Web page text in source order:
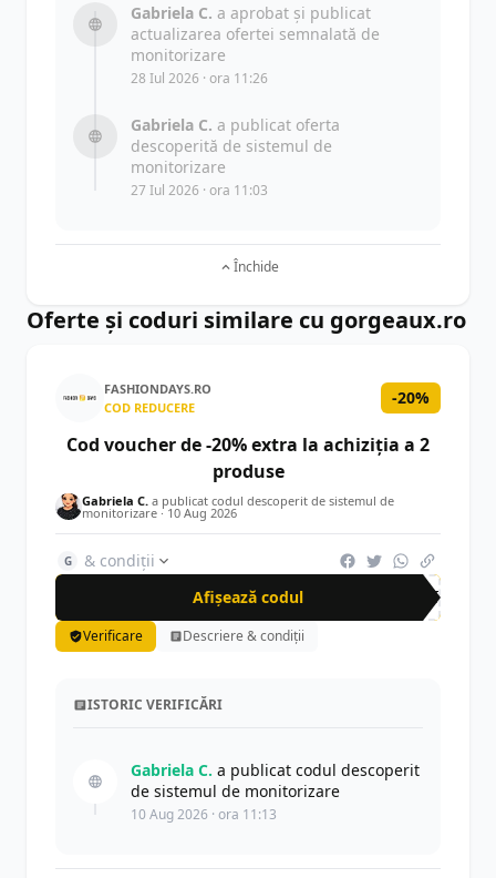
Gabriela C. a aprobat și publicat
actualizarea ofertei semnalată de
monitorizare
28 Iul 2026 · ora 11:26
Gabriela C. a publicat oferta
descoperită de sistemul de
monitorizare
27 Iul 2026 · ora 11:03
Închide
Oferte și coduri similare cu gorgeaux.ro
FASHIONDAYS.RO
COD REDUCERE
-20%
Cod voucher de -20% extra la achiziția a 2
produse
Gabriela C. a publicat codul descoperit de sistemul de
monitorizare · 10 Aug 2026
G
& condiții
Afișează codul
GET
Verificare Descriere & condiții
ISTORIC VERIFICĂRI
Gabriela C. a publicat codul descoperit
de sistemul de monitorizare
10 Aug 2026 · ora 11:13